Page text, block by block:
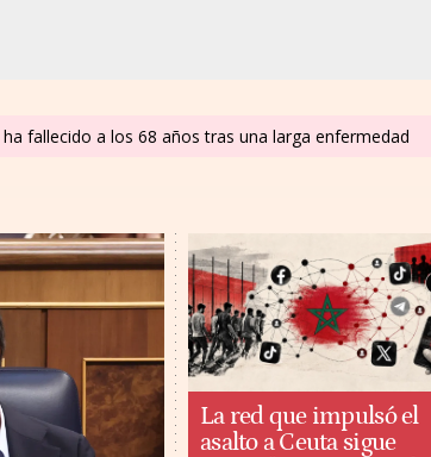
fallecido a los 68 años tras una larga enfermedad
La red que impulsó el
asalto a Ceuta sigue